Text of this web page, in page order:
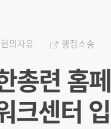
의자유 행정소송
총련 홈
크센터